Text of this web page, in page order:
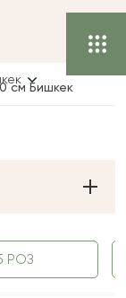
см Бишкек
РОЗ